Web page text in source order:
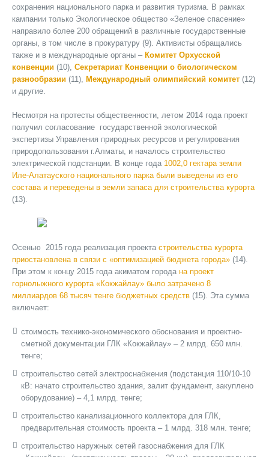
сохранения национального парка и развития туризма. В рамках
кампании только Экологическое общество «Зеленое спасение»
направило более 200 обращений в различные государственные
органы, в том числе в прокуратуру (9). Активисты обращались
также и в международные органы – Комитет Орхусской
конвенции (10), Секретариат Конвенции о биологическом
разнообразии (11), Международный олимпийский комитет (12)
и другие.
Несмотря на протесты общественности, летом 2014 года проект
получил согласование государственной экологической
экспертизы Управления природных ресурсов и регулирования
природопользования г.Алматы, и началось строительство
электрической подстанции. В конце года 1002,0 гектара земли
Иле-Алатауского национального парка были выведены из его
состава и переведены в земли запаса для строительства курорта
(13).
Осенью 2015 года реализация проекта строительства курорта
приостановлена в связи с «оптимизацией бюджета города» (14).
При этом к концу 2015 года акиматом города на проект
горнолыжного курорта «Кокжайлау» было затрачено 8
миллиардов 68 тысяч тенге бюджетных средств (15). Эта сумма
включает:
стоимость технико-экономического обоснования и проектно-
сметной документации ГЛК «Кокжайлау» – 2 млрд. 650 млн.
тенге;
строительство сетей электроснабжения (подстанция 110/10-10
кВ: начато строительство здания, залит фундамент, закуплено
оборудование) – 4,1 млрд. тенге;
строительство канализационного коллектора для ГЛК,
предварительная стоимость проекта – 1 млрд. 318 млн. тенге;
строительство наружных сетей газоснабжения для ГЛК